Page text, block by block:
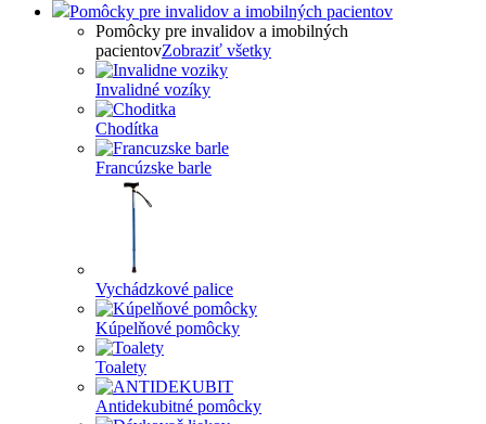
Pomôcky pre invalidov a imobilných pacientov
Pomôcky pre invalidov a imobilných
pacientovZobraziť všetky
Invalidné vozíky
Chodítka
Francúzske barle
Vychádzkové palice
Kúpelňové pomôcky
Toalety
Antidekubitné pomôcky